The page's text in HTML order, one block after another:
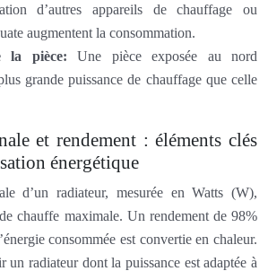
d’autres appareils de chauffage ou
augmentent la consommation.
la pièce: Une pièce exposée au nord
grande puissance de chauffage que celle
et rendement : éléments clés
énergétique
d’un radiateur, mesurée en Watts (W),
chauffe maximale. Un rendement de 98%
consommée est convertie en chaleur.
un radiateur dont la puissance est adaptée à